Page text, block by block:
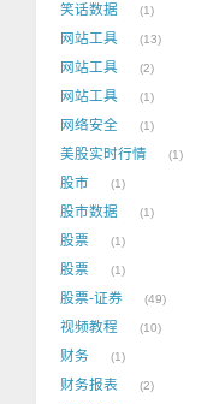
笑话数据 1
网站工具 13
网站工具 2
网站工具 1
网络安全 1
美股实时行情 1
股市 1
股市数据 1
股票 1
股票 1
股票-证券 49
视频教程 10
财务 1
财务报表 2